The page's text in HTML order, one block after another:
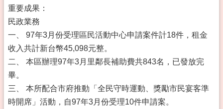
重要成果：
民政業務
一、 97年3月份受理區民活動中心申請案件計18件，租金
收入共計新台幣45,098元整。
二、 本區辦理97年3月里鄰長補助費共843名，已發放完
畢。
三、 本所配合市府推動「全民守時運動、獎勵市民宴客準
時開席」活動，自97年3月份受理10件申請案。